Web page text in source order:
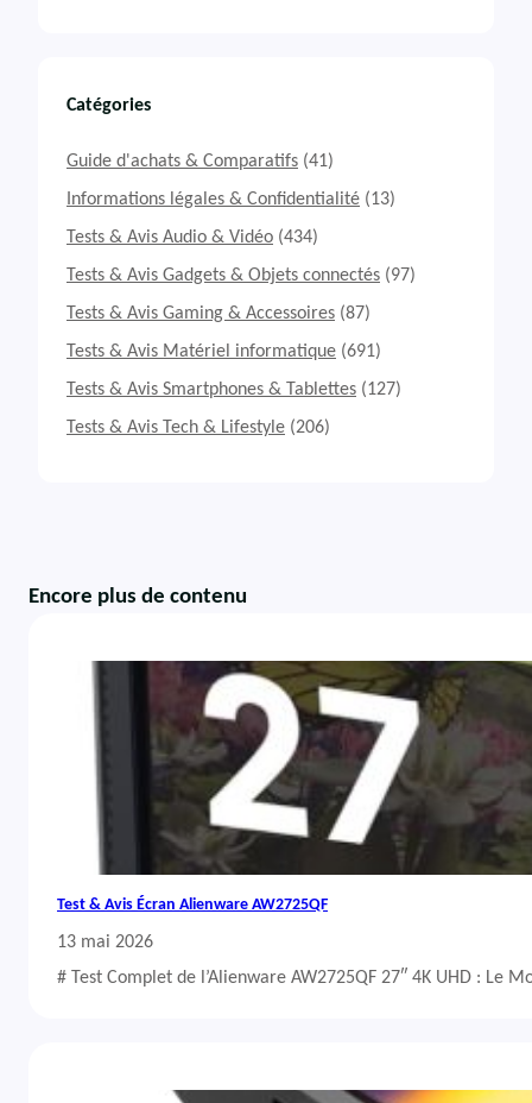
Catégories
Guide d'achats & Comparatifs (41)
Informations légales & Confidentialité (13)
Tests & Avis Audio & Vidéo (434)
Tests & Avis Gadgets & Objets connectés (97)
Tests & Avis Gaming & Accessoires (87)
Tests & Avis Matériel informatique (691)
Tests & Avis Smartphones & Tablettes (127)
Tests & Avis Tech & Lifestyle (206)
Encore plus de contenu
Test & Avis Écran Alienware AW2725QF
13 mai 2026
# Test Complet de l’Alienware AW2725QF 27″ 4K UHD : Le